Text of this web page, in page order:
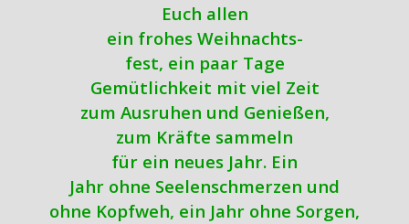
Euch allen
ein frohes Weihnachts-
fest, ein paar Tage
Gemütlichkeit mit viel Zeit
zum Ausruhen und Genießen,
zum Kräfte sammeln
für ein neues Jahr. Ein
Jahr ohne Seelenschmerzen und
ohne Kopfweh, ein Jahr ohne Sorgen,